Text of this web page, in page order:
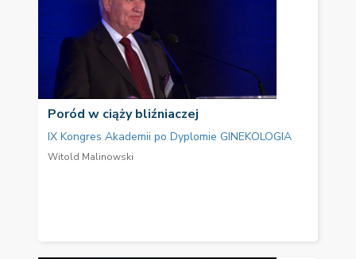
Poród w ciąży bliźniaczej
IX Kongres Akademii po Dyplomie GINEKOLOGIA
Witold Malinowski